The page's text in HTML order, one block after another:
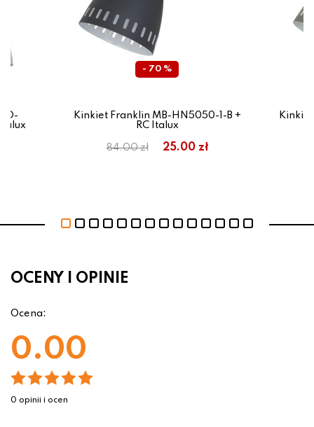
- 70 %
Kinkiet Franklin MB-HN5050-1-B +
RC Italux
84.00 zł 25.00 zł
OCENY I OPINIE
Ocena:
0.00
0 opinii i ocen